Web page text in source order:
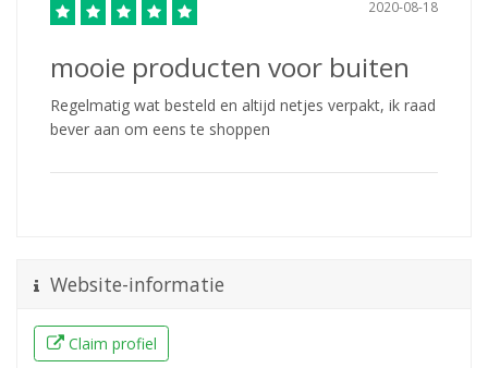
2020-08-18
mooie producten voor buiten
Regelmatig wat besteld en altijd netjes verpakt, ik raad
bever aan om eens te shoppen
Website-informatie
Claim profiel